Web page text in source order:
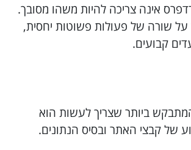
אינה צריכה להיות משהו מסובך.
שורה של פעולות פשוטות יחסית,
קבועים.
ביותר שצריך לעשות הוא
של קבצי האתר ובסיס הנתונים.